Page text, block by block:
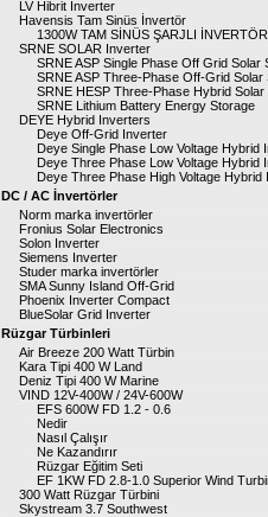
LV Hibrit İnverter
Havensis Tam Sinüs İnvertör
1300W TAM SİNÜS ŞARJLI
SRNE SOLAR Inverter
SRNE ASP Single Phase Off Grid Solar
SRNE ASP Three-Phase Off-Grid Solar
SRNE HESP Three-Phase Hybrid
SRNE Lithium Battery Energy Storage
DEYE Hybrid Inverters
Deye Off-Grid Inverter
Deye Single Phase Low Voltage Hybrid
Deye Three Phase Low Voltage Hybrid
Deye Three Phase High Voltage Hybrid
DC / AC İnvertörler
Norm marka invertörler
Fronius Solar Electronics
Solon Inverter
Siemens Inverter
Studer marka invertörler
SMA Sunny Island Off-Grid
Phoenix Inverter Compact
BlueSolar Grid Inverter
Rüzgar Türbinleri
Air Breeze 200 Watt Türbin
Kara Tipi 400 W Land
Deniz Tipi 400 W Marine
VIND 12V-400W / 24V-600W
EFS 600W FD 1.2 - 0.6
Nedir
Nasıl Çalışır
Ne Kazandırır
Rüzgar Eğitim Seti
EF 1KW FD 2.8-1.0 Superior Wind
300 Watt Rüzgar Türbini
Skystream 3.7 Southwest